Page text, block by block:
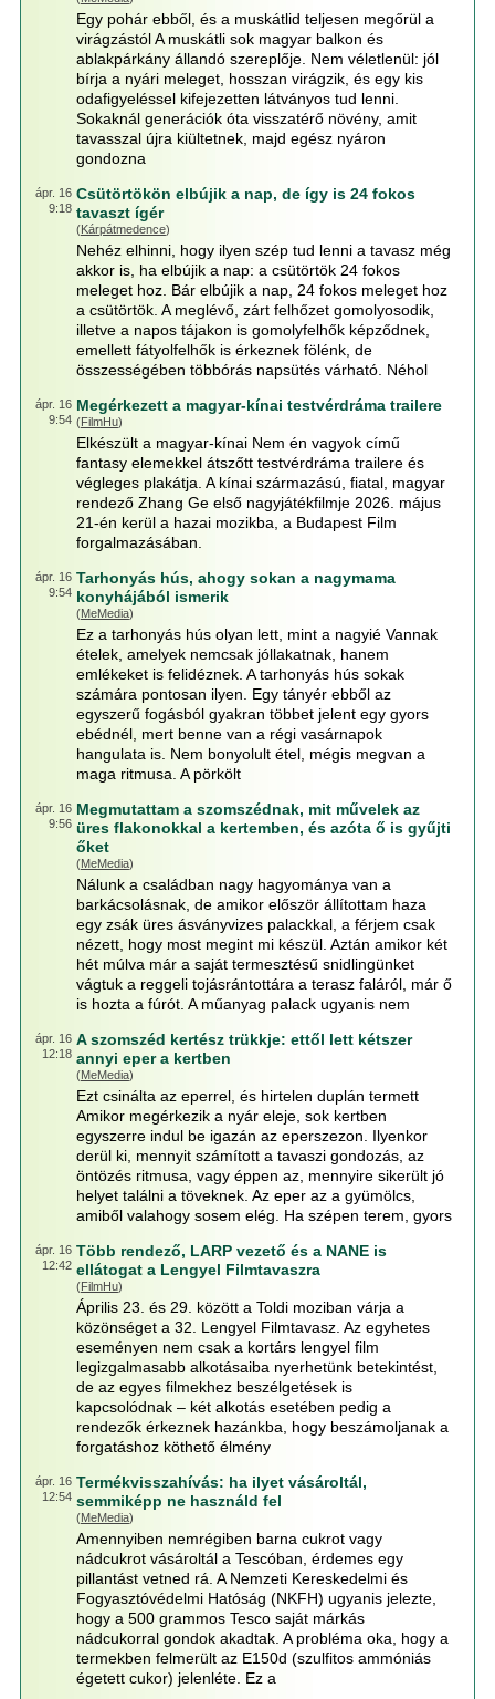
Egy pohár ebből, és a muskátlid teljesen megőrül a
virágzástól A muskátli sok magyar balkon és
ablakpárkány állandó szereplője. Nem véletlenül: jól
bírja a nyári meleget, hosszan virágzik, és egy kis
odafigyeléssel kifejezetten látványos tud lenni.
Sokaknál generációk óta visszatérő növény, amit
tavasszal újra kiültetnek, majd egész nyáron
gondozna
ápr. 16
9:18
Csütörtökön elbújik a nap, de így is 24 fokos
tavaszt ígér
(Kárpátmedence)
Nehéz elhinni, hogy ilyen szép tud lenni a tavasz még
akkor is, ha elbújik a nap: a csütörtök 24 fokos
meleget hoz. Bár elbújik a nap, 24 fokos meleget hoz
a csütörtök. A meglévő, zárt felhőzet gomolyosodik,
illetve a napos tájakon is gomolyfelhők képződnek,
emellett fátyolfelhők is érkeznek fölénk, de
összességében többórás napsütés várható. Néhol
ápr. 16
9:54
Megérkezett a magyar-kínai testvérdráma trailere
(FilmHu)
Elkészült a magyar-kínai Nem én vagyok című
fantasy elemekkel átszőtt testvérdráma trailere és
végleges plakátja. A kínai származású, fiatal, magyar
rendező Zhang Ge első nagyjátékfilmje 2026. május
21-én kerül a hazai mozikba, a Budapest Film
forgalmazásában.
ápr. 16
9:54
Tarhonyás hús, ahogy sokan a nagymama
konyhájából ismerik
(MeMedia)
Ez a tarhonyás hús olyan lett, mint a nagyié Vannak
ételek, amelyek nemcsak jóllakatnak, hanem
emlékeket is felidéznek. A tarhonyás hús sokak
számára pontosan ilyen. Egy tányér ebből az
egyszerű fogásból gyakran többet jelent egy gyors
ebédnél, mert benne van a régi vasárnapok
hangulata is. Nem bonyolult étel, mégis megvan a
maga ritmusa. A pörkölt
ápr. 16
9:56
Megmutattam a szomszédnak, mit művelek az
üres flakonokkal a kertemben, és azóta ő is gyűjti
őket
(MeMedia)
Nálunk a családban nagy hagyománya van a
barkácsolásnak, de amikor először állítottam haza
egy zsák üres ásványvizes palackkal, a férjem csak
nézett, hogy most megint mi készül. Aztán amikor két
hét múlva már a saját termesztésű snidlingünket
vágtuk a reggeli tojásrántottára a terasz faláról, már ő
is hozta a fúrót. A műanyag palack ugyanis nem
ápr. 16
12:18
A szomszéd kertész trükkje: ettől lett kétszer
annyi eper a kertben
(MeMedia)
Ezt csinálta az eperrel, és hirtelen duplán termett
Amikor megérkezik a nyár eleje, sok kertben
egyszerre indul be igazán az eperszezon. Ilyenkor
derül ki, mennyit számított a tavaszi gondozás, az
öntözés ritmusa, vagy éppen az, mennyire sikerült jó
helyet találni a töveknek. Az eper az a gyümölcs,
amiből valahogy sosem elég. Ha szépen terem, gyors
ápr. 16
12:42
Több rendező, LARP vezető és a NANE is
ellátogat a Lengyel Filmtavaszra
(FilmHu)
Április 23. és 29. között a Toldi moziban várja a
közönséget a 32. Lengyel Filmtavasz. Az egyhetes
eseményen nem csak a kortárs lengyel film
legizgalmasabb alkotásaiba nyerhetünk betekintést,
de az egyes filmekhez beszélgetések is
kapcsolódnak – két alkotás esetében pedig a
rendezők érkeznek hazánkba, hogy beszámoljanak a
forgatáshoz köthető élmény
ápr. 16
12:54
Termékvisszahívás: ha ilyet vásároltál,
semmiképp ne használd fel
(MeMedia)
Amennyiben nemrégiben barna cukrot vagy
nádcukrot vásároltál a Tescóban, érdemes egy
pillantást vetned rá. A Nemzeti Kereskedelmi és
Fogyasztóvédelmi Hatóság (NKFH) ugyanis jelezte,
hogy a 500 grammos Tesco saját márkás
nádcukorral gondok akadtak. A probléma oka, hogy a
termekben felmerült az E150d (szulfitos ammóniás
égetett cukor) jelenléte. Ez a